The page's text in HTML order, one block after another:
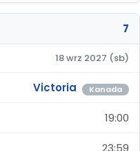
7
18 wrz 2027 (sb)
Victoria Kanada
19:00
23:59